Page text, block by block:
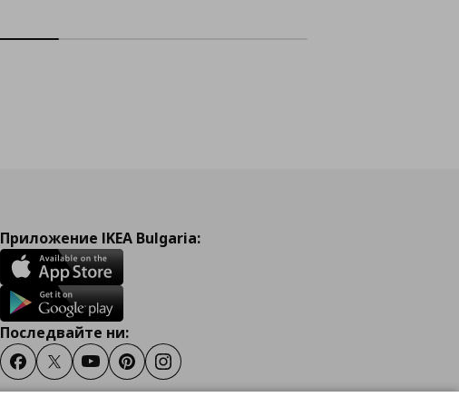
Приложение IKEA Bulgaria:
Последвайте ни:
FacebookTwitterYoutubePinterestInstagram